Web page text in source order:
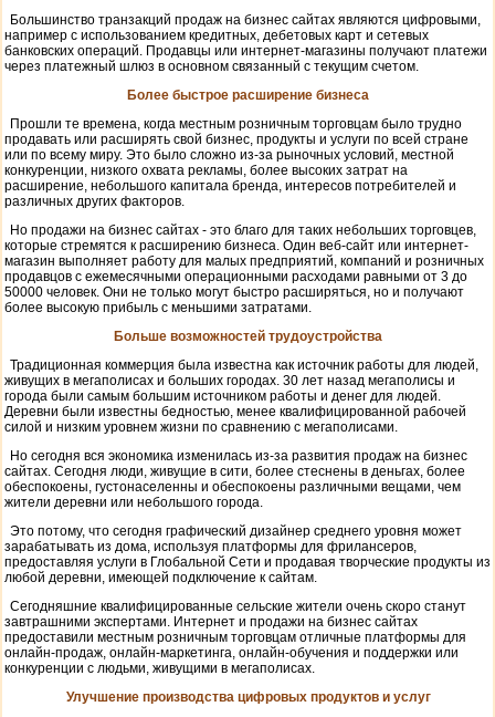
Большинство транзакций продаж на бизнес сайтах являются цифровыми,
например с использованием кредитных, дебетовых карт и сетевых
банковских операций. Продавцы или интернет-магазины получают платежи
через платежный шлюз в основном связанный с текущим счетом.
Более быстрое расширение бизнеса
Прошли те времена, когда местным розничным торговцам было трудно
продавать или расширять свой бизнес, продукты и услуги по всей стране
или по всему миру. Это было сложно из-за рыночных условий, местной
конкуренции, низкого охвата рекламы, более высоких затрат на
расширение, небольшого капитала бренда, интересов потребителей и
различных других факторов.
Но продажи на бизнес сайтах - это благо для таких небольших торговцев,
которые стремятся к расширению бизнеса. Один веб-сайт или интернет-
магазин выполняет работу для малых предприятий, компаний и розничных
продавцов с ежемесячными операционными расходами равными от 3 до
50000 человек. Они не только могут быстро расширяться, но и получают
более высокую прибыль с меньшими затратами.
Больше возможностей трудоустройства
Традиционная коммерция была известна как источник работы для людей,
живущих в мегаполисах и больших городах. 30 лет назад мегаполисы и
города были самым большим источником работы и денег для людей.
Деревни были известны бедностью, менее квалифицированной рабочей
силой и низким уровнем жизни по сравнению с мегаполисами.
Но сегодня вся экономика изменилась из-за развития продаж на бизнес
сайтах. Сегодня люди, живущие в сити, ​​более стеснены в деньгах, более
обеспокоены, густонаселенны и обеспокоены различными вещами, чем
жители деревни или небольшого города.
Это потому, что сегодня графический дизайнер среднего уровня может
зарабатывать из дома, используя платформы для фрилансеров,
предоставляя услуги в Глобальной Сети и продавая творческие продукты из
любой деревни, имеющей подключение к сайтам.
Сегодняшние квалифицированные сельские жители очень скоро станут
завтрашними экспертами. Интернет и продажи на бизнес сайтах
предоставили местным розничным торговцам отличные платформы для
онлайн-продаж, онлайн-маркетинга, онлайн-обучения и поддержки или
конкуренции с людьми, живущими в мегаполисах.
Улучшение производства цифровых продуктов и услуг